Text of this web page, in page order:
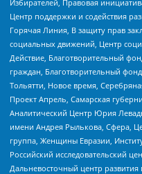
Избирателей, Правовая
Центр поддержки и содействия
Горячая Линия, В защиту прав
социальных движений, Центр
Действие, Благотворительный
граждан, Благотворительный
Тольятти, Новое время,
Проект Апрель, Самарская
Аналитический Центр Юрия
имени Андрея Рылькова, Сфера,
группа, Женщины Евразии,
Российский исследовательский
Дальневосточный центр